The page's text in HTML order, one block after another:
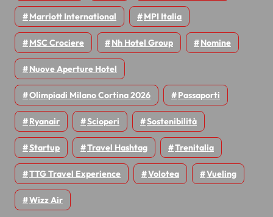
Marriott International MPI Italia
MSC Crociere Nh Hotel Group Nomine
Nuove Aperture Hotel
Olimpiadi Milano Cortina 2026 Passaporti
Ryanair Scioperi Sostenibilità
Startup Travel Hashtag Trenitalia
TTG Travel Experience Volotea Vueling
Wizz Air